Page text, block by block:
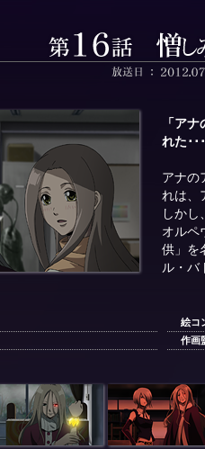
「ア
れた･･
アナの
れは、
しか
オルペ
供」を
ル・
絵コ
作画